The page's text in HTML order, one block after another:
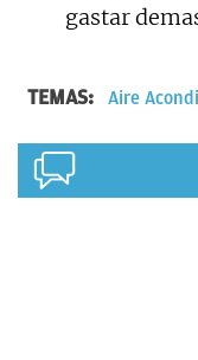
gastar
TEMAS: Aire